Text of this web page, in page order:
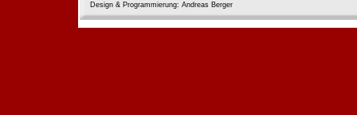
Design & Programmierung: Andreas Berger